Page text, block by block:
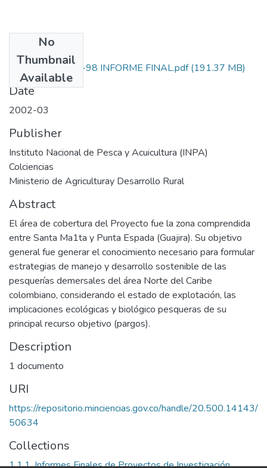
No
Thumbnail
Available
3135-09-550-98 INFORME FINAL.pdf(191.37 MB)
Date
2002-03
Publisher
Instituto Nacional de Pesca y Acuicultura (INPA)
Colciencias
Ministerio de Agriculturay Desarrollo Rural
Abstract
El área de cobertura del Proyecto fue la zona comprendida
entre Santa Ma1ta y Punta Espada (Guajira). Su objetivo
general fue generar el conocimiento necesario para formular
estrategias de manejo y desarrollo sostenible de las
pesquerías demersales del área Norte del Caribe
colombiano, considerando el estado de explotación, las
implicaciones ecológicas y biológico pesqueras de su
principal recurso objetivo (pargos).
Description
1 documento
URI
https://repositorio.minciencias.gov.co/handle/20.500.14143/
50634
Collections
1.1.1. Informes Finales de Proyectos de Investigación